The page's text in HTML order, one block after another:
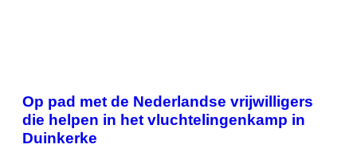
POSTS
BY
THIS
Op pad met de Nederlandse vrijwilligers
die helpen in het vluchtelingenkamp in
Duinkerke